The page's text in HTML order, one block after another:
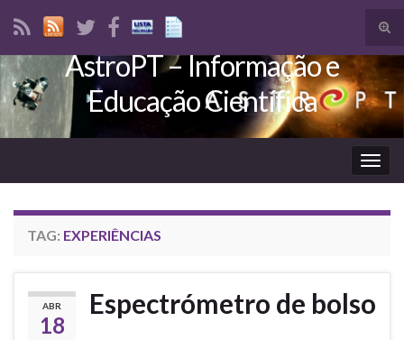
Search for:
AstroPT – Informação e
Educação Científica
TAG: EXPERIÊNCIAS
ABR
18
Espectrómetro de bolso